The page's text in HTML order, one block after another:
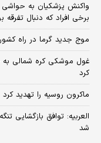
واکنش پزشکیان به حواشی
برخی افراد که دنبال
موج جدید گرما در راه
غول موشکی کره شمالی
کرد
ماکرون روسیه را تهدید کرد
شد